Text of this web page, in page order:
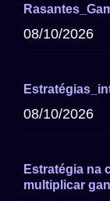
08/10/2026
08/10/2026
Estratégia na
multiplicar